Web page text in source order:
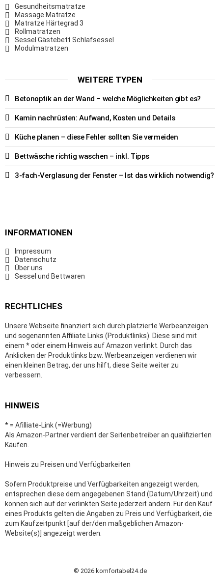
Gesundheitsmatratze
Massage Matratze
Matratze Härtegrad 3
Rollmatratzen
Sessel Gästebett Schlafsessel
Modulmatratzen
WEITERE TYPEN
Betonoptik an der Wand – welche Möglichkeiten gibt es?
Kamin nachrüsten: Aufwand, Kosten und Details
Küche planen – diese Fehler sollten Sie vermeiden
Bettwäsche richtig waschen – inkl. Tipps
3-fach-Verglasung der Fenster – Ist das wirklich notwendig?
INFORMATIONEN
Impressum
Datenschutz
Über uns
Sessel und Bettwaren
RECHTLICHES
Unsere Webseite finanziert sich durch platzierte Werbeanzeigen
und sogenannten Affiliate Links (Produktlinks). Diese sind mit
einem * oder einem Hinweis auf Amazon verlinkt. Durch das
Anklicken der Produktlinks bzw. Werbeanzeigen verdienen wir
einen kleinen Betrag, der uns hilft, diese Seite weiter zu
verbessern.
HINWEIS
* = Afilliate-Link (=Werbung)
Als Amazon-Partner verdient der Seitenbetreiber an qualifizierten
Käufen.
Hinweis zu Preisen und Verfügbarkeiten
Sofern Produktpreise und Verfügbarkeiten angezeigt werden,
entsprechen diese dem angegebenen Stand (Datum/Uhrzeit) und
können sich auf der verlinkten Seite jederzeit ändern. Für den Kauf
eines Produkts gelten die Angaben zu Preis und Verfügbarkeit, die
zum Kaufzeitpunkt [auf der/den maßgeblichen Amazon-
Website(s)] angezeigt werden.
© 2026 komfortabel24.de